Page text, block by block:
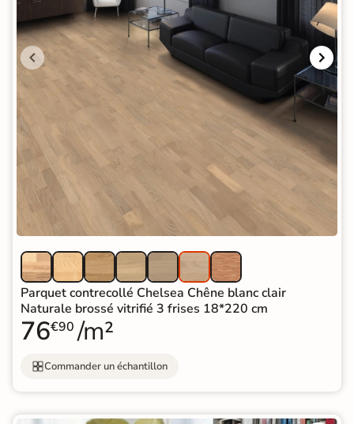
Parquet contrecollé Chelsea Chêne blanc clair
Naturale brossé vitrifié 3 frises 18*220 cm
76€90 /m²
Commander un échantillon